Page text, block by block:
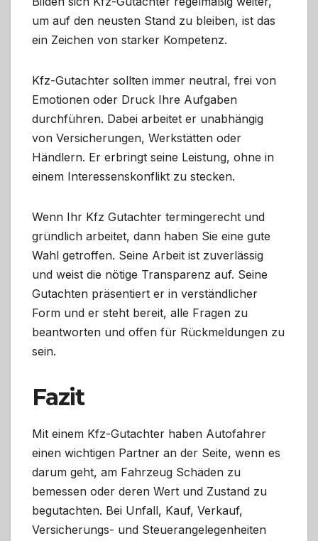
um auf den neusten Stand zu bleiben, ist das
ein Zeichen von starker Kompetenz.
Kfz-Gutachter sollten immer neutral, frei von
Emotionen oder Druck Ihre Aufgaben
durchführen. Dabei arbeitet er unabhängig
von Versicherungen, Werkstätten oder
Händlern. Er erbringt seine Leistung, ohne in
einem Interessenskonflikt zu stecken.
Wenn Ihr Kfz Gutachter termingerecht und
gründlich arbeitet, dann haben Sie eine gute
Wahl getroffen. Seine Arbeit ist zuverlässig
und weist die nötige Transparenz auf. Seine
Gutachten präsentiert er in verständlicher
Form und er steht bereit, alle Fragen zu
beantworten und offen für Rückmeldungen zu
sein.
Fazit
Mit einem Kfz-Gutachter haben Autofahrer
einen wichtigen Partner an der Seite, wenn es
darum geht, am Fahrzeug Schäden zu
bemessen oder deren Wert und Zustand zu
begutachten. Bei Unfall, Kauf, Verkauf,
Versicherungs- und Steuerangelegenheiten